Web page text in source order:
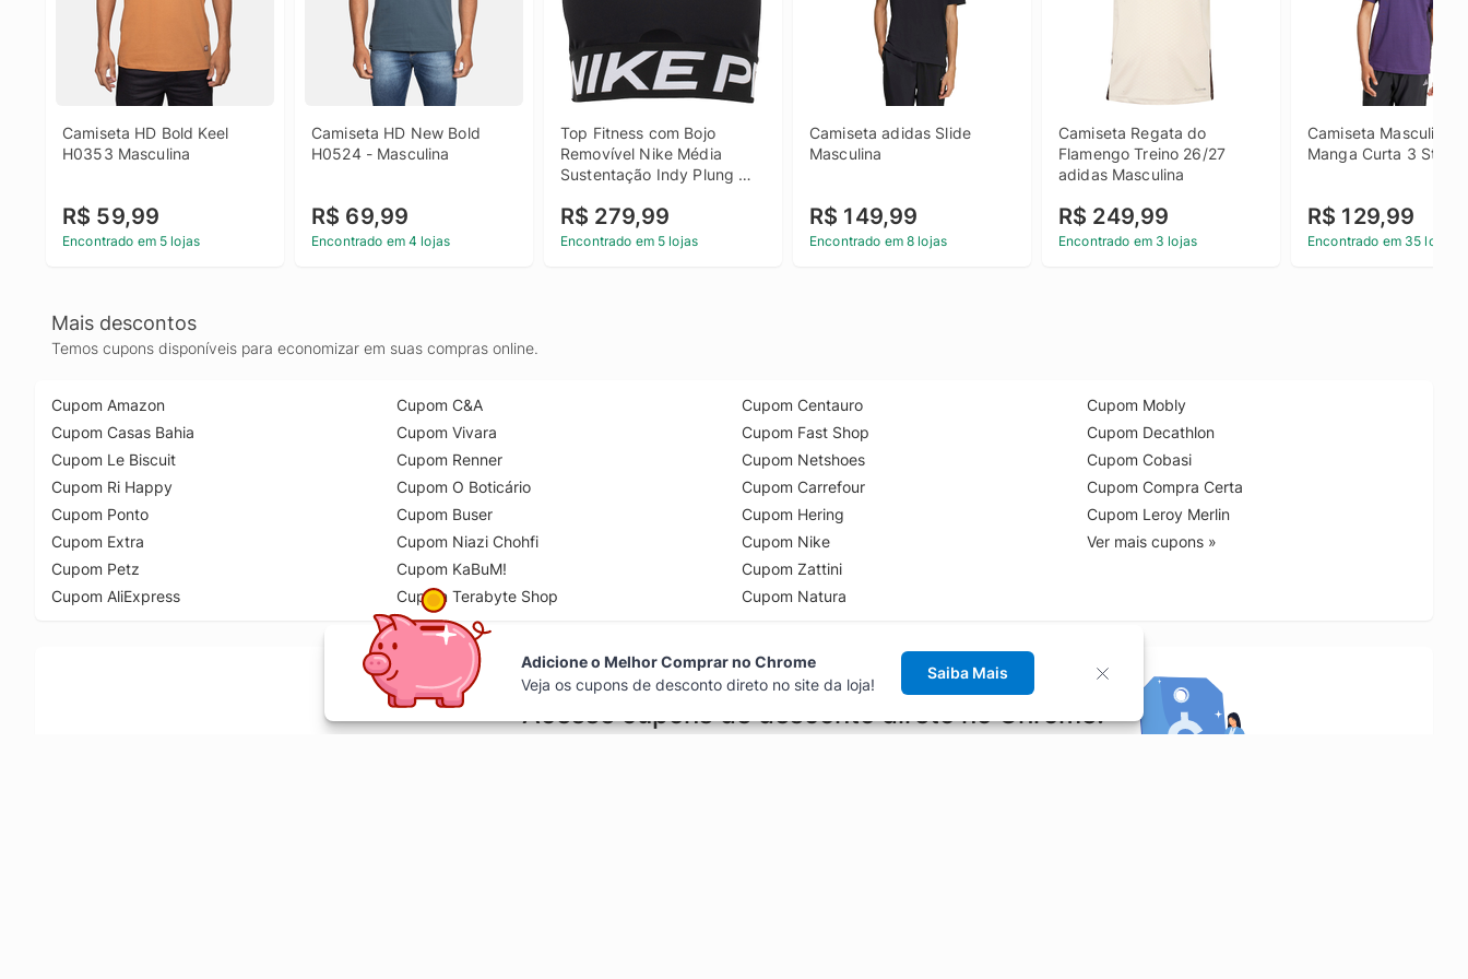
Camiseta HD Bold Keel
H0353 Masculina
R$ 59,99
Encontrado em 5 lojas
Camiseta HD New Bold
H0524 - Masculina
R$ 69,99
Encontrado em 4 lojas
Top Fitness com Bojo
Removível Nike Média
Sustentação Indy Plung
R$ 279,99
Encontrado em 5 lojas
Camiseta adidas Slide
Masculina
R$ 149,99
Encontrado em 8 lojas
Camiseta Regata do
Flamengo Treino 26/27
adidas Masculina
R$ 249,99
Encontrado em 3 lojas
Camiseta Masculina
Manga Curta 3
R$ 129,99
Encontrado em 35 lojas
Mais descontos
Temos cupons disponíveis para economizar em suas compras online.
Cupom Amazon
Cupom Casas Bahia
Cupom Le Biscuit
Cupom Ri Happy
Cupom Ponto
Cupom Extra
Cupom Petz
Cupom AliExpress
Cupom C&A
Cupom Vivara
Cupom Renner
Cupom O Boticário
Cupom Buser
Cupom Niazi Chohfi
Cupom KaBuM!
Cupom Terabyte Shop
Cupom Centauro
Cupom Fast Shop
Cupom Netshoes
Cupom Carrefour
Cupom Hering
Cupom Nike
Cupom Zattini
Cupom Natura
Cupom Mobly
Cupom Decathlon
Cupom Cobasi
Cupom Compra Certa
Cupom Leroy Merlin
Ver mais cupons »
Acesse cupons de desconto direto no Chrome!
Adicione o Melhor Comprar no Chrome
Veja os cupons de desconto direto no site da loja!
Saiba Mais